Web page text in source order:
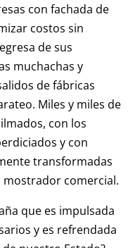
con fachada de
costos sin
de sus
muchachas y
de fábricas
Miles y miles de
con los
y con
transformadas
mostrador comercial.
que es impulsada
y es refrendada